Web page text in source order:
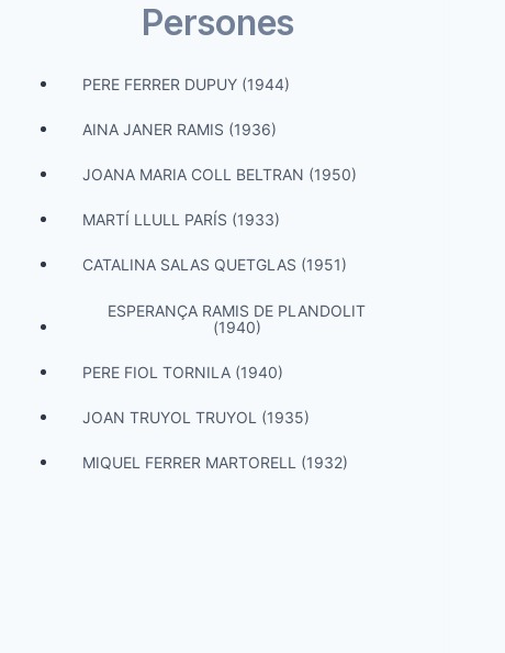
Persones
PERE FERRER DUPUY (1944)
AINA JANER RAMIS (1936)
JOANA MARIA COLL BELTRAN (1950)
MARTÍ LLULL PARÍS (1933)
CATALINA SALAS QUETGLAS (1951)
ESPERANÇA RAMIS DE PLANDOLIT
(1940)
PERE FIOL TORNILA (1940)
JOAN TRUYOL TRUYOL (1935)
MIQUEL FERRER MARTORELL (1932)